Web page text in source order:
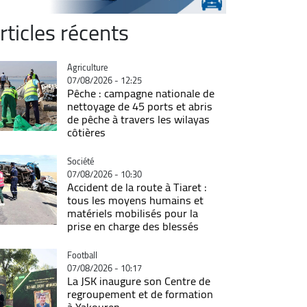
récents
Catégorie
Agriculture
07/08/2026 - 12:25
Pêche : campagne nationale de
nettoyage de 45 ports et abris
de pêche à travers les wilayas
côtières
Catégorie
Société
07/08/2026 - 10:30
Accident de la route à Tiaret :
tous les moyens humains et
matériels mobilisés pour la
prise en charge des blessés
Catégorie
Football
07/08/2026 - 10:17
La JSK inaugure son Centre de
regroupement et de formation